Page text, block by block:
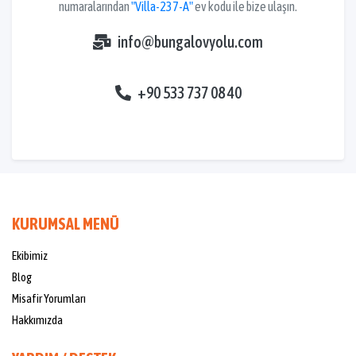
numaralarından"Villa-237-A"ev kodu ile bize ulaşın.
info@bungalovyolu.com
+90 533 737 08 40
KURUMSAL MENÜ
Ekibimiz
Blog
Misafir Yorumları
Hakkımızda